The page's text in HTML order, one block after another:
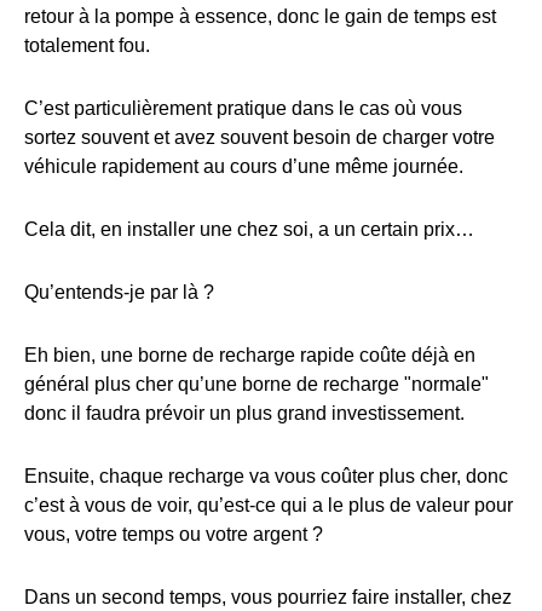
retour à la pompe à essence, donc le gain de temps est
totalement fou.
C’est particulièrement pratique dans le cas où vous
sortez souvent et avez souvent besoin de charger votre
véhicule rapidement au cours d’une même journée.
Cela dit, en installer une chez soi, a un certain prix…
Qu’entends-je par là ?
Eh bien, une borne de recharge rapide coûte déjà en
général plus cher qu’une borne de recharge "normale"
donc il faudra prévoir un plus grand investissement.
Ensuite, chaque recharge va vous coûter plus cher, donc
c’est à vous de voir, qu’est-ce qui a le plus de valeur pour
vous, votre temps ou votre argent ?
Dans un second temps, vous pourriez faire installer, chez